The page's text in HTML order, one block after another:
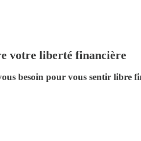
votre liberté financière
besoin pour vous sentir libre